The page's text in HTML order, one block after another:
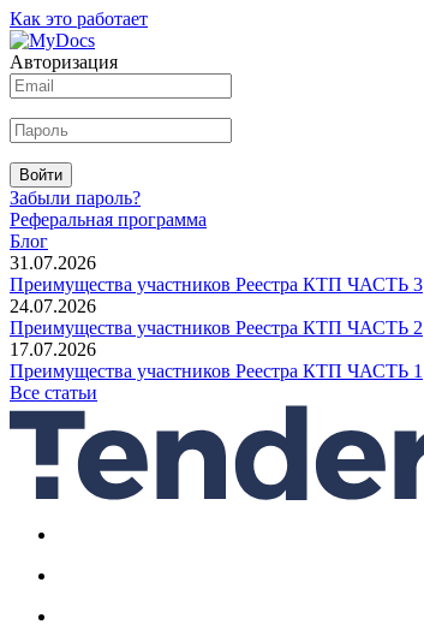
Как это работает
Авторизация
Войти
Забыли пароль?
Реферальная программа
Блог
31.07.2026
Преимущества участников Реестра КТП ЧАСТЬ 3
24.07.2026
Преимущества участников Реестра КТП ЧАСТЬ 2
17.07.2026
Преимущества участников Реестра КТП ЧАСТЬ 1
Все статьи